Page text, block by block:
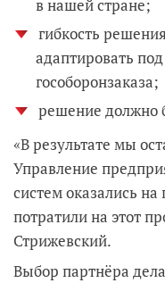
в нашей стране;
гибкость
адаптировать
гособоронзаказа;
решение должно
«В результате мы
Управление
систем оказались
потратили на этот
Стрижевский.
Выбор партнёра